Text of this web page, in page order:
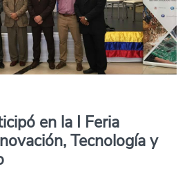
en la I Feria
Tecnología y